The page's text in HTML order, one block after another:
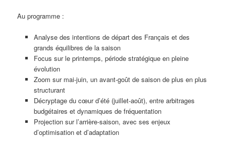
Au programme :
Analyse des intentions de départ des Français et des
grands équilibres de la saison
Focus sur le printemps, période stratégique en pleine
évolution
Zoom sur mai-juin, un avant-goût de saison de plus en plus
structurant
Décryptage du cœur d’été (juillet-août), entre arbitrages
budgétaires et dynamiques de fréquentation
Projection sur l’arrière-saison, avec ses enjeux
d’optimisation et d’adaptation